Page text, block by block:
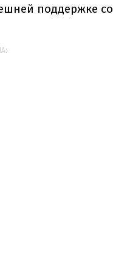
поддержке со